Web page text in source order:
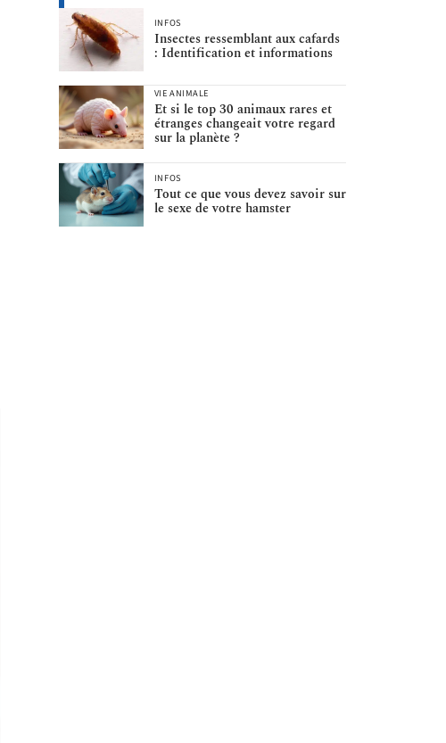
INFOS
Insectes ressemblant aux cafards
: Identification et informations
VIE ANIMALE
Et si le top 30 animaux rares et
étranges changeait votre regard
sur la planète ?
INFOS
Tout ce que vous devez savoir sur
le sexe de votre hamster